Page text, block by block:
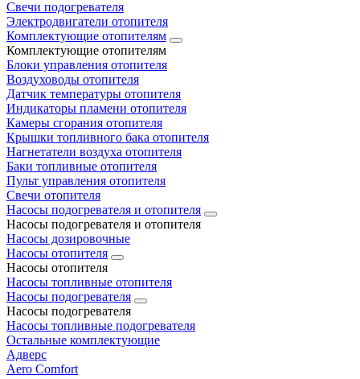
Свечи подогревателя
Электродвигатели отопителя
Комплектующие отопителям
Комплектующие отопителям
Блоки управления отопителя
Воздуховоды отопителя
Датчик температуры отопителя
Индикаторы пламени отопителя
Камеры сгорания отопителя
Крышки топливного бака отопителя
Нагнетатели воздуха отопителя
Баки топливные отопителя
Пульт управления отопителя
Свечи отопителя
Насосы подогревателя и отопителя
Насосы подогревателя и отопителя
Насосы дозировочные
Насосы отопителя
Насосы отопителя
Насосы топливные отопителя
Насосы подогревателя
Насосы подогревателя
Насосы топливные подогревателя
Остальные комплектующие
Адверс
Aero Comfort